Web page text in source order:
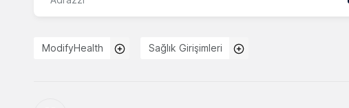
ModifyHealth Sağlık Girişimleri